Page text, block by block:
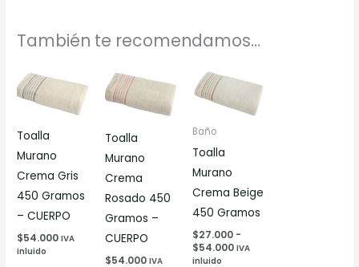
También te recomendamos…
Toalla
Murano
Crema Gris
450 Gramos
– CUERPO
$54.000 IVA
inluido
Toalla
Murano
Crema
Rosado 450
Gramos –
CUERPO
$54.000 IVA
Baño
Toalla
Murano
Crema Beige
450 Gramos
$27.000 -
$54.000
de
precios:
desde
IVA
inluido
Este
producto
múltiples
variantes.
Las
opciones
se
pueden
elegir